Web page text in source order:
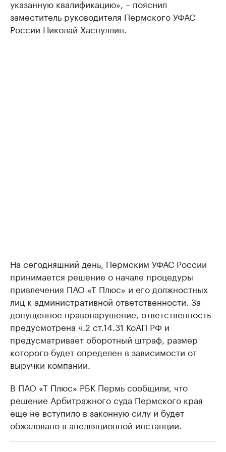
указанную квалификацию», – пояснил
заместитель руководителя Пермского УФАС
России Николай Хаснуллин.
На сегодняшний день, Пермским УФАС России
принимается решение о начале процедуры
привлечения ПАО «Т Плюс» и его должностных
лиц к административной ответственности. За
допущенное правонарушение, ответственность
предусмотрена ч.2 ст.14.31 КоАП РФ и
предусматривает оборотный штраф, размер
которого будет определен в зависимости от
выручки компании.
В ПАО «Т Плюс» РБК Пермь сообщили, что
решение Арбитражного суда Пермского края
еще не вступило в законную силу и будет
обжаловано в апелляционной инстанции.